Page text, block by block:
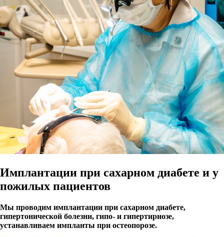
Имплантации при сахарном диабете и у
пожилых пациентов
Мы проводим имплантации при сахарном диабете,
гипертонической болезни, гипо- и гипертириозе,
устанавливаем импланты при остеопорозе.